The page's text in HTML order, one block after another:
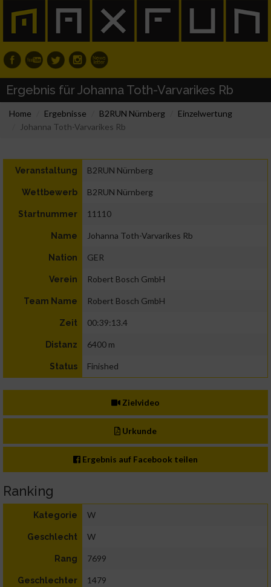
Ergebnis für Johanna Toth-Varvarikes Rb
Home Ergebnisse B2RUN Nürnberg
Einzelwertung
Johanna Toth-Varvarikes Rb
Veranstaltung B2RUN Nürnberg
Wettbewerb B2RUN Nürnberg
Startnummer 11110
Name Johanna Toth-Varvarikes Rb
Nation GER
Verein Robert Bosch GmbH
Team Name Robert Bosch GmbH
Zeit 00:39:13.4
Distanz 6400 m
Status Finished
Zielvideo
Urkunde
Ergebnis auf Facebook teilen
Ranking
Kategorie W
Geschlecht W
Rang 7699
Geschlechter
1479